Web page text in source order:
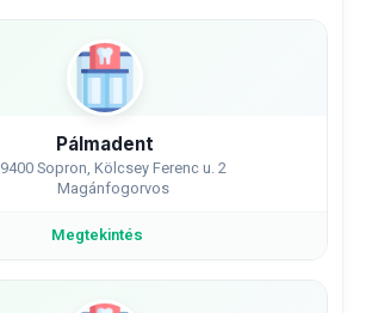
Pálmadent
9400 Sopron, Kölcsey Ferenc u. 2
Magánfogorvos
Megtekintés